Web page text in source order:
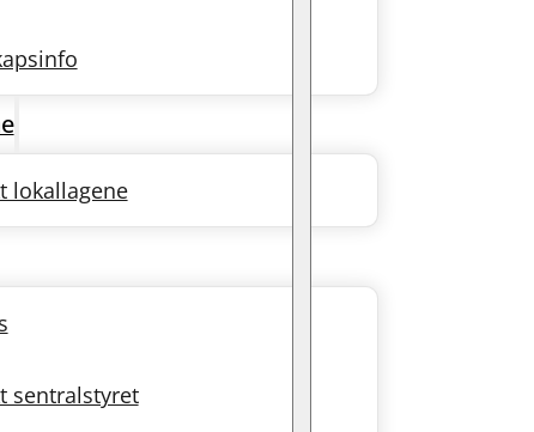
lokallagene
sentralstyret